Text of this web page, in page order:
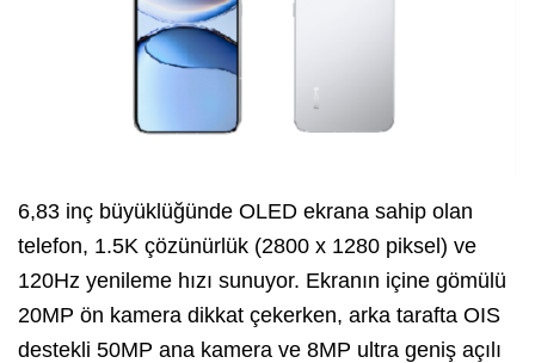
6,83 inç büyüklüğünde OLED ekrana sahip olan
telefon, 1.5K çözünürlük (2800 x 1280 piksel) ve
120Hz yenileme hızı sunuyor. Ekranın içine gömülü
20MP ön kamera dikkat çekerken, arka tarafta OIS
destekli 50MP ana kamera ve 8MP ultra geniş açılı